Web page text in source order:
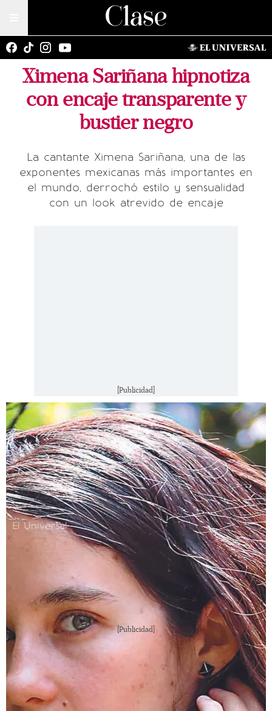
Ximena Sariñana hipnotiza
con encaje transparente y
bustier negro
La cantante Ximena Sariñana, una de las
exponentes mexicanas más importantes en
el mundo, derrochó estilo y sensualidad
con un look atrevido de encaje
[Publicidad]
El Universal
[Publicidad]